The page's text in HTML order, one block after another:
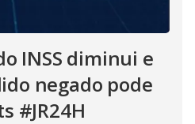
INSS diminui e
negado pode
#JR24H